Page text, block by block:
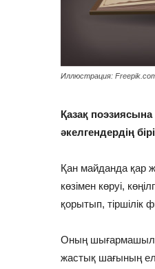
Иллюстрация:
Қазақ
әкелгендердің
Қан майданда қар
көзімен көруі,
қорытып,
Оның
жастық шағының